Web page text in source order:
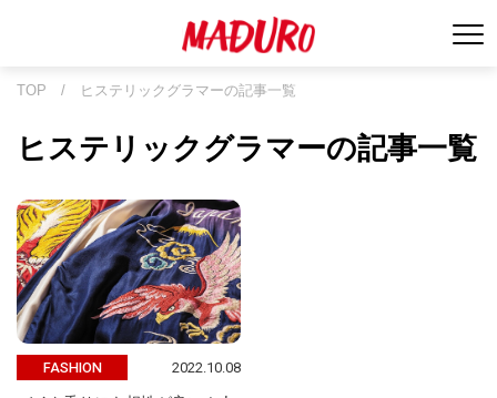
TOP / ヒステリックグラマーの記事一覧
ヒステリックグラマーの記事一覧
FASHION 2022.10.08